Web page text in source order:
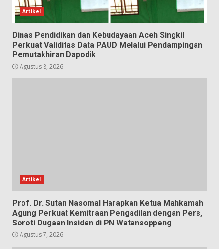
Artikel
Dinas Pendidikan dan Kebudayaan Aceh Singkil
Perkuat Validitas Data PAUD Melalui Pendampingan
Pemutakhiran Dapodik
Agustus 8, 2026
Artikel
Prof. Dr. Sutan Nasomal Harapkan Ketua Mahkamah
Agung Perkuat Kemitraan Pengadilan dengan Pers,
Soroti Dugaan Insiden di PN Watansoppeng
Agustus 7, 2026